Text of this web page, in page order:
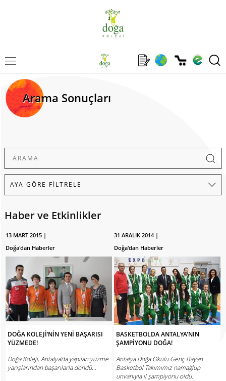
Arama Sonuçları
Haber ve Etkinlikler
13 MART 2015 |
Doğa'dan Haberler
DOĞA KOLEJİ‘NİN YENİ BAŞARISI
YÜZMEDE!
Doğa Koleji, Antalya’da yapılan yüzme
yarışlarından başarılarla döndü…
31 ARALIK 2014 |
Doğa'dan Haberler
BASKETBOLDA ANTALYA'NIN
ŞAMPİYONU DOĞA!
Antalya Doğa Okulu Genç Bayan
Basketbol Takımımız namağlup
unvanıyla il şampiyonu oldu.